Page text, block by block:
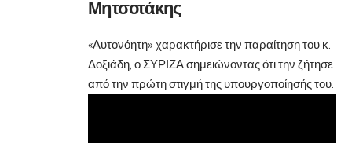
Μητσοτάκης
«Αυτονόητη» χαρακτήρισε την παραίτηση του κ.
Δοξιάδη, ο ΣΥΡΙΖΑ σημειώνοντας ότι την ζήτησε
από την πρώτη στιγμή της υπουργοποίησής του.